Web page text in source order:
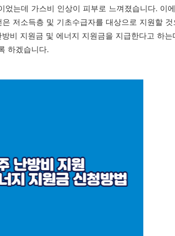
었는데 가스비 인상이 피부로 느껴졌습니다. 이
저소득층 및 기초수급자를 대상으로 지원할 것
비 지원금 및 에너지 지원금을 지급한다고 하는
하겠습니다.